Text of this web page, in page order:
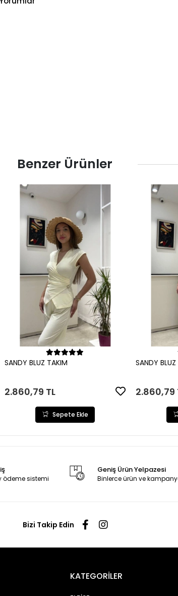
Benzer Ürünler
Sepete Ekle
SANDY BLUZ TAKIM
2.860,79 TL
Sepete Ekle
SANDY
2.860,79
ödeme sistemi
Geniş Ürün Yelpazesi
Binlerce ürün ve
Bizi Takip Edin
KATEGORİLER